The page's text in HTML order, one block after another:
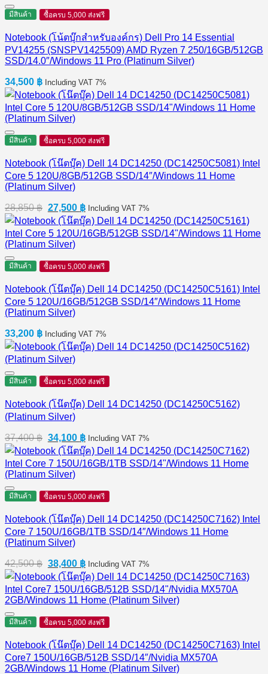
มีสินค้า ซื้อครบ 5,000 ส่งฟรี
Notebook (โน้ตบุ๊กสำหรับองค์กร) Dell Pro 14 Essential
PV14255 (SNSPV1425509) AMD Ryzen 7 250/16GB/512GB
SSD/14.0″/Windows 11 Pro (Platinum Silver)
34,500 ฿ Including VAT 7%
มีสินค้า ซื้อครบ 5,000 ส่งฟรี
Notebook (โน๊ตบุ๊ค) Dell 14 DC14250 (DC14250C5081) Intel
Core 5 120U/8GB/512GB SSD/14″/Windows 11 Home
(Platinum Silver)
28,850฿ Original
price
was:
28,850 ฿.
27,500 ฿Current
price
is:
27,500 ฿.
Including VAT 7%
มีสินค้า ซื้อครบ 5,000 ส่งฟรี
Notebook (โน๊ตบุ๊ค) Dell 14 DC14250 (DC14250C5161) Intel
Core 5 120U/16GB/512GB SSD/14″/Windows 11 Home
(Platinum Silver)
33,200 ฿ Including VAT 7%
มีสินค้า ซื้อครบ 5,000 ส่งฟรี
Notebook (โน๊ตบุ๊ค) Dell 14 DC14250 (DC14250C5162)
(Platinum Silver)
37,400฿ Original
price
was:
37,400 ฿.
34,100 ฿Current
price
is:
34,100 ฿.
Including VAT 7%
มีสินค้า ซื้อครบ 5,000 ส่งฟรี
Notebook (โน๊ตบุ๊ค) Dell 14 DC14250 (DC14250C7162) Intel
Core 7 150U/16GB/1TB SSD/14″/Windows 11 Home
(Platinum Silver)
42,500฿ Original
price
was:
42,500 ฿.
38,400 ฿Current
price
is:
38,400 ฿.
Including VAT 7%
มีสินค้า ซื้อครบ 5,000 ส่งฟรี
Notebook (โน๊ตบุ๊ค) Dell 14 DC14250 (DC14250C7163) Intel
Core7 150U/16GB/512B SSD/14″/Nvidia MX570A
2GB/Windows 11 Home (Platinum Silver)